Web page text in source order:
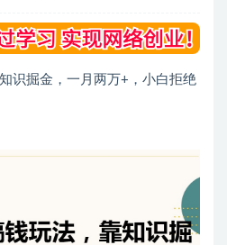
识掘金，一月两万+，小白拒绝